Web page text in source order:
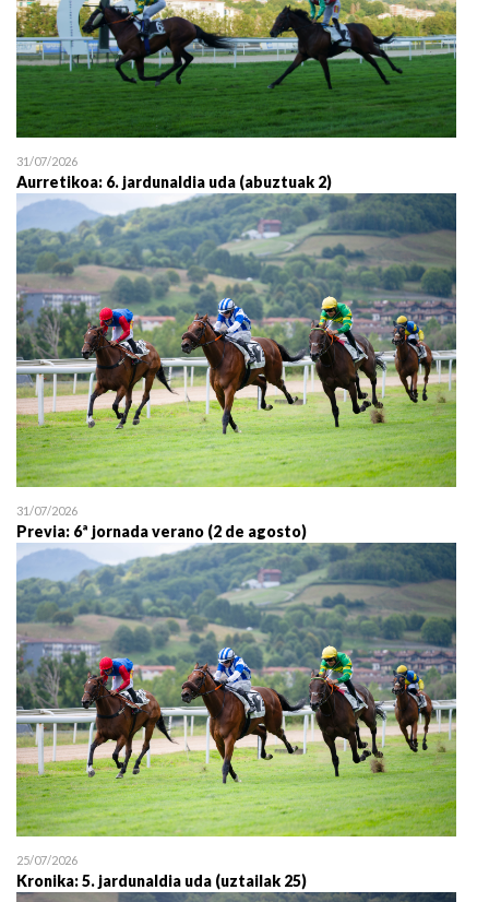
31/07/2026
Aurretikoa: 6. jardunaldia uda (abuztuak 2)
31/07/2026
Previa: 6ª jornada verano (2 de agosto)
25/07/2026
Kronika: 5. jardunaldia uda (uztailak 25)